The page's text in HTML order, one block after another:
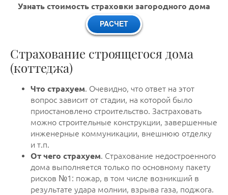
Узнать стоимость страховки загородного дома
Страхование строящегося дома
(коттеджа)
Что страхуем. Очевидно, что ответ на этот
вопрос зависит от стадии, на которой было
приостановлено строительство. Застраховать
можно строительные конструкции, завершенные
инженерные коммуникации, внешнюю отделку
и т.п.
От чего страхуем. Страхование недостроенного
дома выполняется только по основному пакету
рисков №1: пожар, в том числе возникший в
результате удара молнии, взрыва газа, поджога.